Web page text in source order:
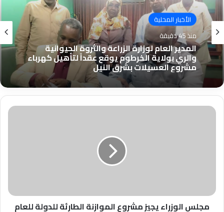
الأخبار المحلية
منذ 45 دقيقة
المدير العام لوزارة الزراعة والثروة الحيوانية
والري بولاية الخرطوم يوقع عقداً لتأهيل كهرباء
مشروع العسيلات بشرق النيل
مجلس
المالي
2026م
مجلس الوزراء يجيز مشروع الموازنة الطارئة للدولة للعام